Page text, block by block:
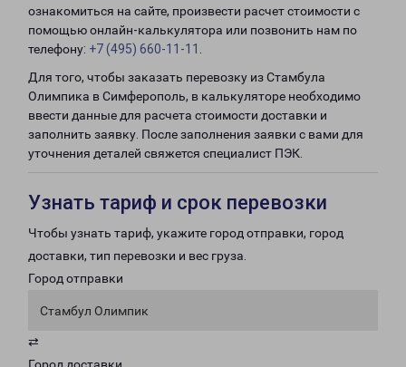
ознакомиться на сайте, произвести расчет стоимости с
помощью онлайн-калькулятора или позвонить нам по
телефону: +7 (495) 660-11-11
Для того, чтобы заказать перевозку из Стамбула
Олимпика в Симферополь, в калькуляторе необходимо
ввести данные для расчета стоимости доставки и
заполнить заявку. После заполнения заявки с вами для
уточнения деталей свяжется специалист ПЭК.
Узнать тариф и срок перевозки
Чтобы узнать тариф, укажите город отправки, город
доставки, тип перевозки и вес груза.
Город отправки
Стамбул Олимпик
⇄